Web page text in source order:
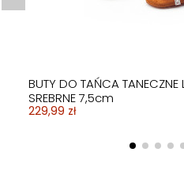
BUTY DO TAŃCA TANECZNE
SREBRNE 7,5cm
229,99 zł